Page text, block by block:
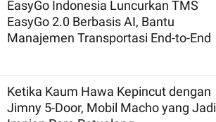
EasyGo Indonesia Luncurkan TMS
EasyGo 2.0 Berbasis AI, Bantu
Manajemen Transportasi End-to-End
Ketika Kaum Hawa Kepincut dengan
Jimny 5-Door, Mobil Macho yang Jadi